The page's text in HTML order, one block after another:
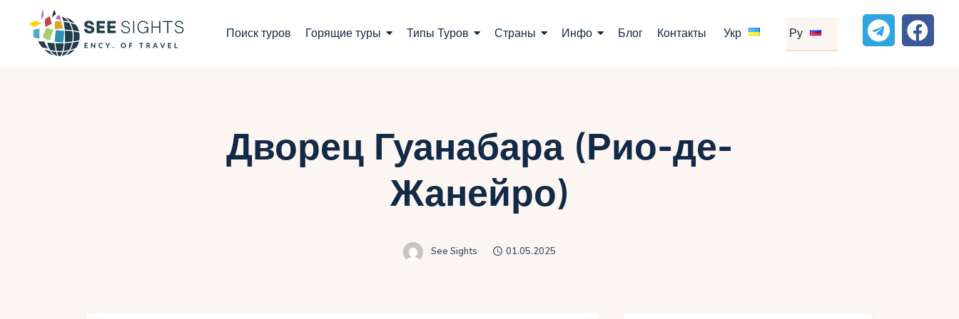
Поиск туров Горящие туры Типы Туров Страны Инфо Блог Контакты Укр Ру
Страны
Инфо
Контакты
Дворец Гуанабара (Рио-де-
Жанейро)
See Sights 01.05.2025